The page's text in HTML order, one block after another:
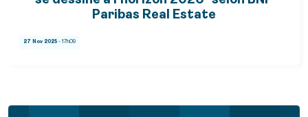
Paribas Real Estate
27 Nov 2025 - 17h09